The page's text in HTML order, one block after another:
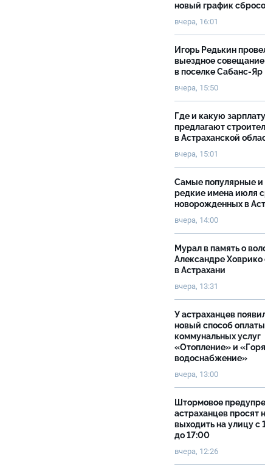
новый график
вчера, 16:01
Игорь Редькин
выездное совещание
в поселке Сабанс-Яр
вчера, 15:50
Где и какую зарплату
предлагают
в Астраханской
вчера, 15:01
Самые популярные
редкие имена июля
новорожденных в
вчера, 14:00
Мурал в память о
Александре Ховрико
в Астрахани
вчера, 13:31
У астраханцев
новый способ оплаты
коммунальных услуг
«Отопление» и
водоснабжение»
вчера, 13:00
Штормовое
астраханцев просят
выходить на улицу с
до 17:00
вчера, 12:26